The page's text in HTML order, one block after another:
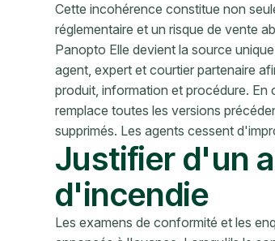
Cette incohérence constitue non
réglementaire et un risque de vente
Panopto Elle devient la source
agent, expert et courtier partenaire
produit, information et procédure. En
remplace toutes les versions
supprimés. Les agents cessent
Justifier d'un
d'incendie
Les examens de conformité et les